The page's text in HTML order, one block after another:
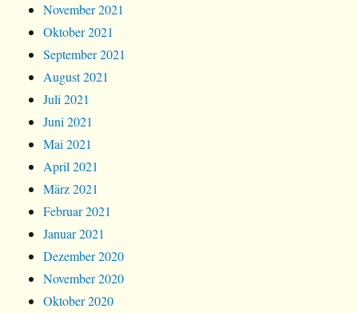
November 2021
Oktober 2021
September 2021
August 2021
Juli 2021
Juni 2021
Mai 2021
April 2021
März 2021
Februar 2021
Januar 2021
Dezember 2020
November 2020
Oktober 2020